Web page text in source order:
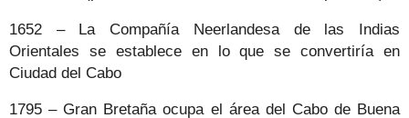
1652 – La Compañía Neerlandesa de las Indias
Orientales se establece en lo que se convertiría en
Ciudad del Cabo
1795 – Gran Bretaña ocupa el área del Cabo de Buena